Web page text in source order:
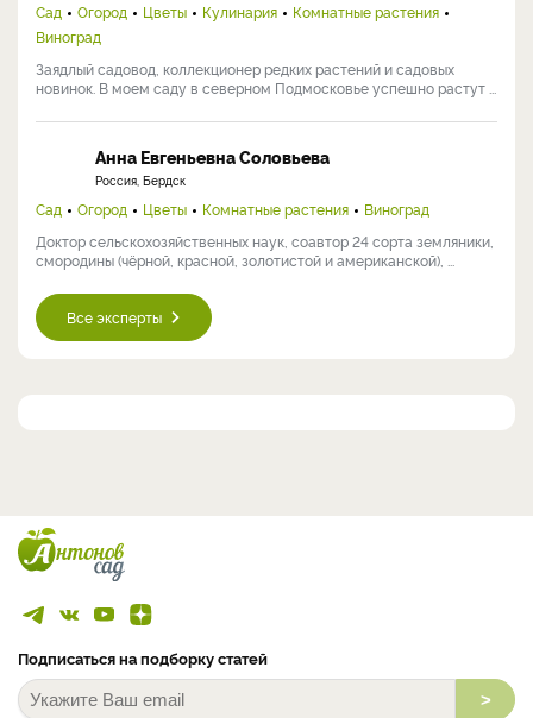
Сад Огород Цветы Кулинария
Комнатные растения
Виноград
Заядлый садовод, коллекционер редких растений и садовых
новинок. В моем саду в северном Подмосковье успешно растут ...
Анна Евгеньевна Соловьева
Россия, Бердск
Сад Огород Цветы Комнатные растения
Виноград
Доктор сельскохозяйственных наук, соавтор 24 сорта земляники,
смородины (чёрной, красной, золотистой и американской), ...
Все эксперты
Подписаться на подборку статей
>